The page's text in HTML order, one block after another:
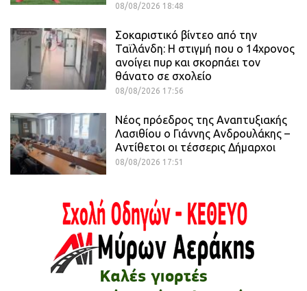
08/08/2026 18:48
Σοκαριστικό βίντεο από την
Ταϊλάνδη: Η στιγμή που ο 14χρονος
ανοίγει πυρ και σκορπάει τον
θάνατο σε σχολείο
08/08/2026 17:56
Νέος πρόεδρος της Αναπτυξιακής
Λασιθίου ο Γιάννης Ανδρουλάκης –
Αντίθετοι οι τέσσερις Δήμαρχοι
08/08/2026 17:51